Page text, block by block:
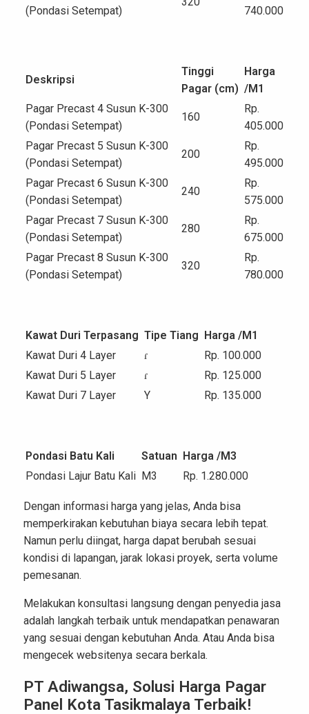
(Pondasi Setempat) 740.000
Deskripsi
Tinggi
Pagar (cm)
Harga
/M1
Pagar Precast 4 Susun K-300
(Pondasi Setempat)
160
Rp.
405.000
Pagar Precast 5 Susun K-300
(Pondasi Setempat)
200
Rp.
495.000
Pagar Precast 6 Susun K-300
(Pondasi Setempat)
240
Rp.
575.000
Pagar Precast 7 Susun K-300
(Pondasi Setempat)
280
Rp.
675.000
Pagar Precast 8 Susun K-300
(Pondasi Setempat)
320
Rp.
780.000
Kawat Duri Terpasang Tipe Tiang Harga /M1
Kawat Duri 4 Layer
ɾ
Rp. 100.000
Kawat Duri 5 Layer
ɾ
Rp. 125.000
Kawat Duri 7 Layer
Y Rp. 135.000
Pondasi Batu Kali Satuan Harga /M3
Pondasi Lajur Batu Kali M3 Rp. 1.280.000
Dengan informasi harga yang jelas, Anda bisa
memperkirakan kebutuhan biaya secara lebih tepat.
Namun perlu diingat, harga dapat berubah sesuai
kondisi di lapangan, jarak lokasi proyek, serta volume
pemesanan.
Melakukan konsultasi langsung dengan penyedia jasa
adalah langkah terbaik untuk mendapatkan penawaran
yang sesuai dengan kebutuhan Anda. Atau Anda bisa
mengecek websitenya secara berkala.
PT Adiwangsa, Solusi Harga Pagar
Panel Kota Tasikmalaya Terbaik!